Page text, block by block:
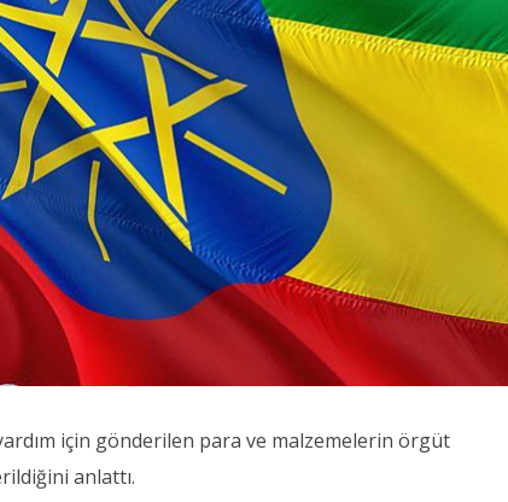
yardım için gönderilen para ve malzemelerin örgüt
anlattı.